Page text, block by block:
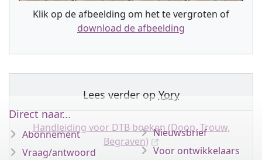
Klik op de afbeelding om het te vergroten of
download de afbeelding
Lees verder op Yory
Handleiding voor DTB boeken (Doop, Trouw,
Begraven)
Direct naar...
Abonnement
Vraag/antwoord
Nieuwsbrief
Voor ontwikkelaars